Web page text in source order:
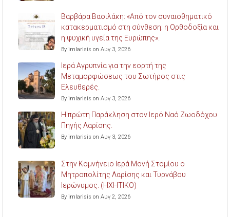
Βαρβάρα Βασιλάκη: «Από τον συναισθηματικό
κατακερματισμό στη σύνθεση: η Ορθοδοξία και
η ψυχική υγεία της Ευρώπης».
By imlarisis on Αυγ 3, 2026
Ιερά Αγρυπνία για την εορτή της
Μεταμορφώσεως του Σωτήρος στις
Ελευθερές.
By imlarisis on Αυγ 3, 2026
Η πρώτη Παράκληση στον Ιερό Ναό Ζωοδόχου
Πηγής Λαρίσης.
By imlarisis on Αυγ 3, 2026
Στην Κομνήνειο Ιερά Μονή Στομίου ο
Μητροπολίτης Λαρίσης και Τυρνάβου
Ιερώνυμος. (ΗΧΗΤΙΚΟ)
By imlarisis on Αυγ 2, 2026